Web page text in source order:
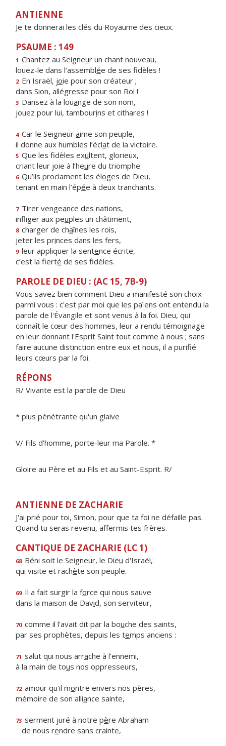
ANTIENNE
Je te donnerai les clés du Royaume des cieux.
PSAUME : 149
1 Chantez au Seigneur un chant nouveau,
louez-le dans l’assemblée de ses fidèles !
2 En Israël, joie pour son créateur ;
dans Sion, allégresse pour son Roi !
3 Dansez à la louange de son nom,
jouez pour lui, tambourins et cithares !
4 Car le Seigneur aime son peuple,
il donne aux humbles l’éclat de la victoire.
5 Que les fidèles exultent, glorieux,
criant leur joie à l’heure du triomphe.
6 Qu’ils proclament les éloges de Dieu,
tenant en main l’épée à deux tranchants.
7 Tirer vengeance des nations,
infliger aux peuples un châtiment,
8 charger de chaînes les rois,
jeter les princes dans les fers,
9 leur appliquer la sentence écrite,
c’est la fierté de ses fidèles.
PAROLE DE DIEU : (AC 15, 7B-9)
Vous savez bien comment Dieu a manifesté son choix
parmi vous : c'est par moi que les païens ont entendu la
parole de l'Évangile et sont venus à la foi. Dieu, qui
connaît le cœur des hommes, leur a rendu témoignage
en leur donnant l'Esprit Saint tout comme à nous ; sans
faire aucune distinction entre eux et nous, il a purifié
leurs cœurs par la foi.
RÉPONS
R/ Vivante est la parole de Dieu
* plus pénétrante qu'un glaive
V/ Fils d'homme, porte-leur ma Parole. *
Gloire au Père et au Fils et au Saint-Esprit. R/
ANTIENNE DE ZACHARIE
J'ai prié pour toi, Simon, pour que ta foi ne défaille pas.
Quand tu seras revenu, affermis tes frères.
CANTIQUE DE ZACHARIE (LC 1)
68 Béni soit le Seigneur, le Dieu d'Israël,
qui visite et rachète son peuple.
69 Il a fait surgir la force qui nous sauve
dans la maison de David, son serviteur,
70 comme il l'avait dit par la bouche des saints,
par ses prophètes, depuis les temps anciens :
71 salut qui nous arrache à l'ennemi,
à la main de tous nos oppresseurs,
72 amour qu'il montre envers nos pères,
mémoire de son alliance sainte,
73 serment juré à notre père Abraham
de nous rendre sans crainte,